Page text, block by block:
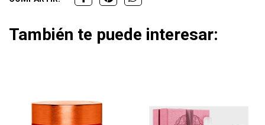
También te puede interesar: